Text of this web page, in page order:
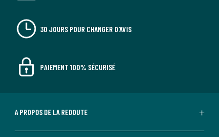
30 JOURS POUR CHANGER D'AVIS
PAIEMENT 100% SÉCURISÉ
A PROPOS DE LA REDOUTE